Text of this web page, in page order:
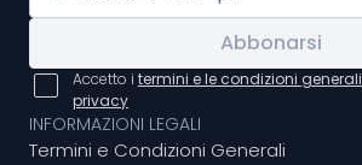
Abbonarsi
Accetto i termini e le condizioni generali
privacy
INFORMAZIONI LEGALI
Termini e Condizioni Generali